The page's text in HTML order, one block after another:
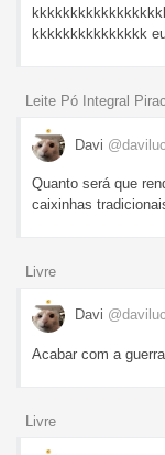
kkkkkkkkkkkkkkk
Leite Pó Integral
Davi
Quanto será que
caixinhas
Livre
Davi
Acabar com a
Livre